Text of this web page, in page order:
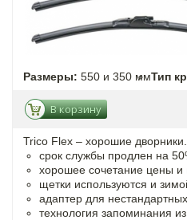
Размеры: 550 и 350 ммТип
В корзину
Trico Flex – хорошие дворники.
срок службы продлен на
хорошее сочетание цены и
щетки используются и
адаптер для
технология запоминания